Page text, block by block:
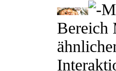
Bereich